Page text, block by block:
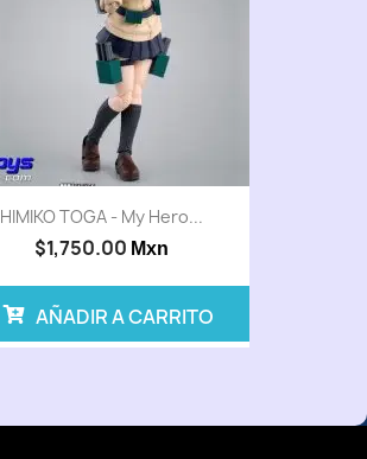
HIMIKO TOGA - My Hero...
$1,750.00 Mxn
AÑADIR A CARRITO